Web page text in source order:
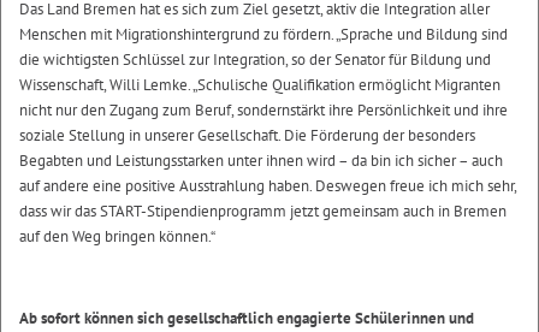
Das Land Bremen hat es sich zum Ziel gesetzt, aktiv die Integration aller
Menschen mit Migrationshintergrund zu fördern. „Sprache und Bildung sind
die wichtigsten Schlüssel zur Integration, so der Senator für Bildung und
Wissenschaft, Willi Lemke. „Schulische Qualifikation ermöglicht Migranten
nicht nur den Zugang zum Beruf, sondernstärkt ihre Persönlichkeit und ihre
soziale Stellung in unserer Gesellschaft. Die Förderung der besonders
Begabten und Leistungsstarken unter ihnen wird – da bin ich sicher – auch
auf andere eine positive Ausstrahlung haben. Deswegen freue ich mich sehr,
dass wir das START-Stipendienprogramm jetzt gemeinsam auch in Bremen
auf den Weg bringen können.“
Ab sofort können sich gesellschaftlich engagierte Schülerinnen und